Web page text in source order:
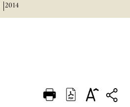
DEUTSCH
2014